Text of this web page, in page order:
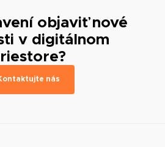
objaviť nové
v digitálnom
nás